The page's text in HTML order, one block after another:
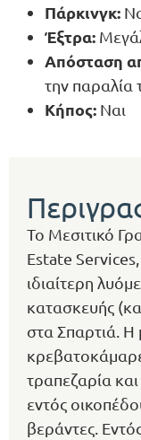
Πάρκινγκ:
Έξτρα:
Απόσταση
την παραλία
Κήπος: Ναι
Το Μεσιτικό
Estate
ιδιαίτερη
κατασκευής
στα Σπαρτιά. Η
τραπεζαρία
εντός
βεράντες.